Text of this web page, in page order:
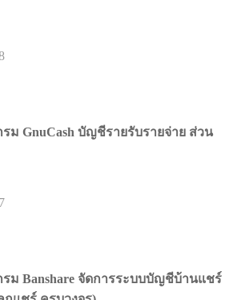
รม GnuCash บัญชีรายรับรายจ่าย ส่วน
รม Banshare จัดการระบบบัญชีบ้านแชร์